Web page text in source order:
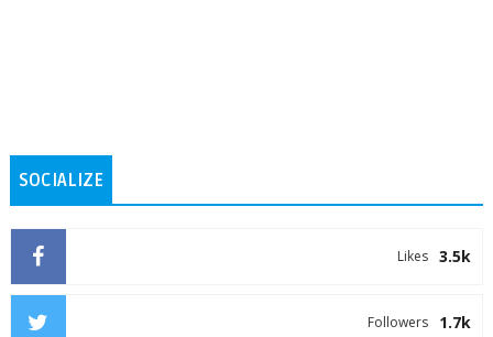
SOCIALIZE
3.5k
Likes
1.7k
Followers